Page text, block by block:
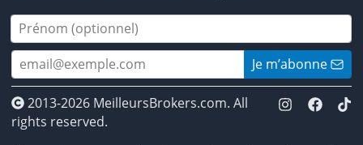
Je m’abonne
2013-2026 MeilleursBrokers.com. All
rights reserved.